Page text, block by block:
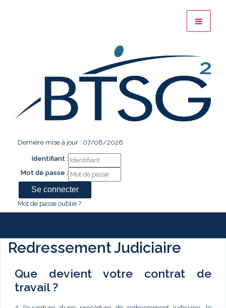
Dernière mise à jour : 07/08/2026
Identifiant :
Mot de passe :
Mot de passe oublié ?
Redressement Judiciaire
Que devient votre contrat de
travail ?